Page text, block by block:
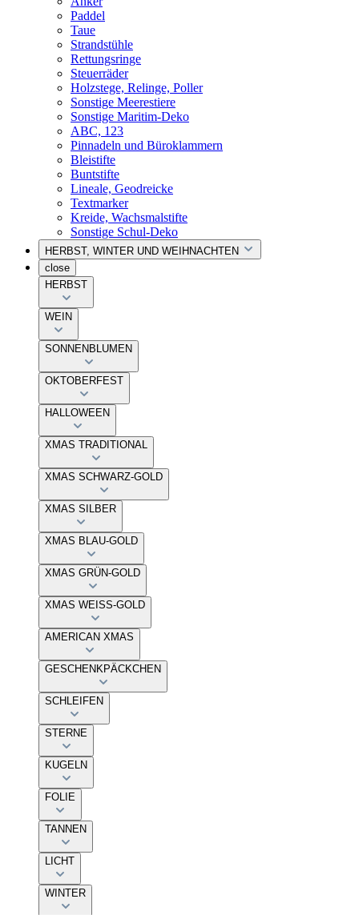
Paddel
Taue
Strandstühle
Rettungsringe
Steuerräder
Holzstege, Relinge, Poller
Sonstige Meerestiere
Sonstige Maritim-Deko
ABC, 123
Pinnadeln und Büroklammern
Bleistifte
Buntstifte
Lineale, Geodreicke
Textmarker
Kreide, Wachsmalstifte
Sonstige Schul-Deko
HERBST, WINTER UND WEIHNACHTEN
close
HERBST
WEIN
SONNENBLUMEN
OKTOBERFEST
HALLOWEEN
XMAS TRADITIONAL
XMAS SCHWARZ-GOLD
XMAS SILBER
XMAS BLAU-GOLD
XMAS GRÜN-GOLD
XMAS WEISS-GOLD
AMERICAN XMAS
GESCHENKPÄCKCHEN
SCHLEIFEN
STERNE
KUGELN
FOLIE
TANNEN
LICHT
WINTER